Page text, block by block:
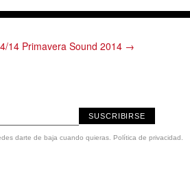
14 Primavera Sound 2014 →
SUSCRIBIRSE
darte de baja cuando quieras. Política de privacidad